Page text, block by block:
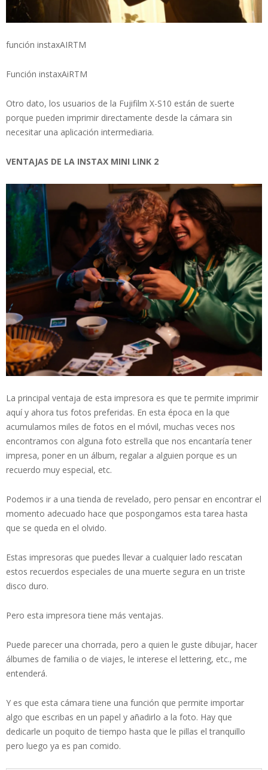
función instaxAIRTM
Función instaxAiRTM
Otro dato, los usuarios de la Fujifilm X-S10 están de suerte
porque pueden imprimir directamente desde la cámara sin
necesitar una aplicación intermediaria.
VENTAJAS DE LA INSTAX MINI LINK 2
La principal ventaja de esta impresora es que te permite imprimir
aquí y ahora tus fotos preferidas. En esta época en la que
acumulamos miles de fotos en el móvil, muchas veces nos
encontramos con alguna foto estrella que nos encantaría tener
impresa, poner en un álbum, regalar a alguien porque es un
recuerdo muy especial, etc.
Podemos ir a una tienda de revelado, pero pensar en encontrar el
momento adecuado hace que pospongamos esta tarea hasta
que se queda en el olvido.
Estas impresoras que puedes llevar a cualquier lado rescatan
estos recuerdos especiales de una muerte segura en un triste
disco duro.
Pero esta impresora tiene más ventajas.
Puede parecer una chorrada, pero a quien le guste dibujar, hacer
álbumes de familia o de viajes, le interese el lettering, etc., me
entenderá.
Y es que esta cámara tiene una función que permite importar
algo que escribas en un papel y añadirlo a la foto. Hay que
dedicarle un poquito de tiempo hasta que le pillas el tranquillo
pero luego ya es pan comido.